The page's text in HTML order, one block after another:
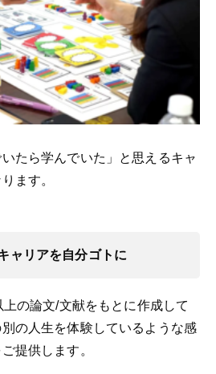
いたら学んでいた」と思えるキャ
ます。
ャリアを自分ゴトに
の論文/文献をもとに作成して
の人生を体験しているような感
提供します。